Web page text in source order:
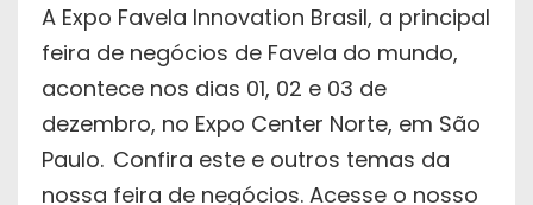
A Expo Favela Innovation Brasil, a principal
feira de negócios de Favela do mundo,
acontece nos dias 01, 02 e 03 de
dezembro, no Expo Center Norte, em São
Paulo. Confira este e outros temas da
nossa feira de negócios. Acesse o nosso